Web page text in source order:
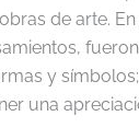
de arte.
y
una